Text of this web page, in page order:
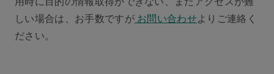
しい場合は、お手数ですがお問い合わせよりご連絡く
ださい。